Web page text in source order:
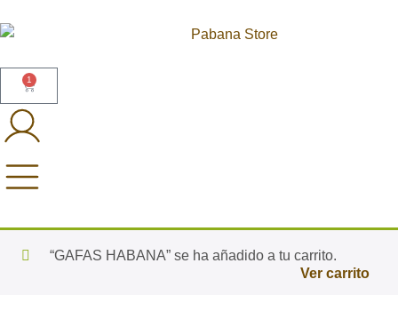
1
“GAFAS HABANA” se ha añadido a tu carrito.
Ver carrito